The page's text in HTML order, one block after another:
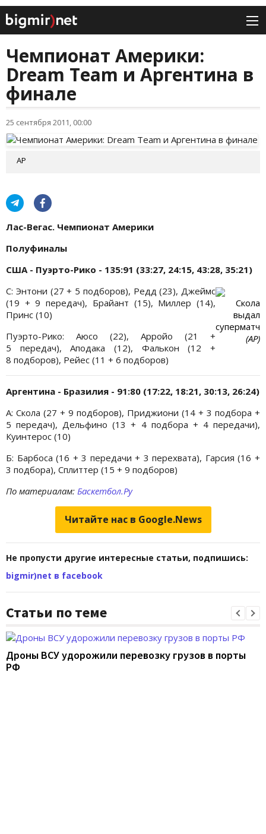
Чемпионат Америки:
Dream Team и Аргентина в
финале
25 сентября 2011, 00:00
AP
Лас-Вегас. Чемпионат Америки
Полуфиналы
США - Пуэрто-Рико - 135:91 (33:27, 24:15, 43:28, 35:21)
Скола
выдал
суперматч
(АР)
С: Энтони (27 + 5 подборов), Редд (23), Джеймс
(19 + 9 передач), Брайант (15), Миллер (14),
Принс (10)
Пуэрто-Рико: Аюсо (22), Арройо (21 +
5 передач), Аподака (12), Фалькон (12 +
8 подборов), Рейес (11 + 6 подборов)
Аргентина - Бразилия - 91:80 (17:22, 18:21, 30:13, 26:24)
А: Скола (27 + 9 подборов), Приджиони (14 + 3 подбора +
5 передач), Дельфино (13 + 4 подбора + 4 передачи),
Куинтерос (10)
Б: Барбоса (16 + 3 передачи + 3 перехвата), Гарсия (16 +
3 подбора), Сплиттер (15 + 9 подборов)
По материалам: Баскетбол.Ру
Читайте нас в Google.News
Не пропусти другие интересные статьи, подпишись:
bigmir)net в facebook
Статьи по теме
Дроны ВСУ удорожили перевозку грузов в порты
РФ